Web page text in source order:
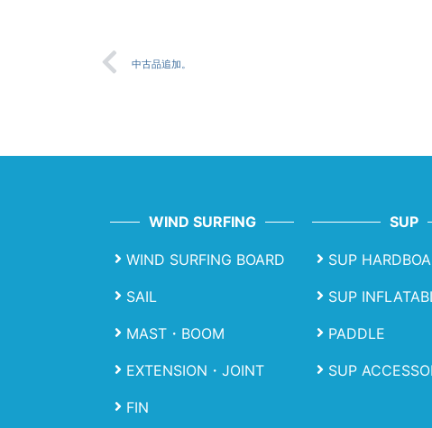
中古品追加。
WIND SURFING
WIND SURFING BOARD
SAIL
MAST・BOOM
EXTENSION・JOINT
FIN
SUP
SUP
SUP
PADDLE
SUP